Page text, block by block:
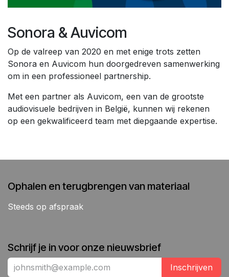
Sonora & Auvicom
Op de valreep van 2020 en met enige trots zetten
Sonora en Auvicom hun doorgedreven samenwerking
om in een professioneel partnership.
Met een partner als Auvicom, een van de grootste
audiovisuele bedrijven in België, kunnen wij rekenen
op een gekwalificeerd team met diepgaande expertise.
Ophalen en terugbrengen van materiaal
Steeds op afspraak
Schrijf je in voor onze nieuwsbrief
Inschrijven